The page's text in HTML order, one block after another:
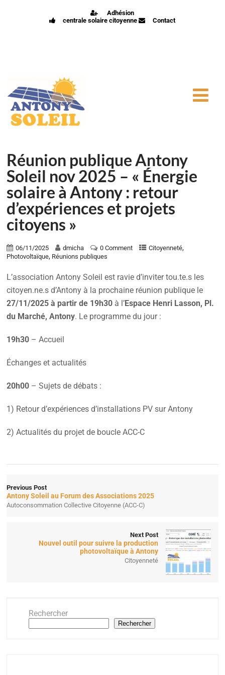
Adhésion
centrale solaire citoyenne
Contact
Réunion publique Antony
Soleil nov 2025 – « Énergie
solaire à Antony : retour
d’expériences et projets
citoyens »
06/11/2025 dmicha 0 Comment Citoyenneté,
Photovoltaïque, Réunions publiques
L’association Antony Soleil est ravie d’inviter tou.te.s les
citoyen.ne.s d’Antony à la prochaine réunion publique le
27/11/2025 à partir de 19h30 à l’Espace Henri Lasson, Pl.
du Marché, Antony. Le programme du jour :
19h30 – Accueil
Échanges et actualités
20h00 – Sujets de débats :
1) Retour d’expériences d’installations PV sur Antony
2) Actualités du projet de boucle ACC-C
Previous Post
Antony Soleil au Forum des Associations 2025
Autoconsommation Collective Citoyenne (ACC-C)
Next Post
Nouvel outil pour suivre la production
photovoltaïque à Antony
Citoyenneté
Rechercher
Rechercher